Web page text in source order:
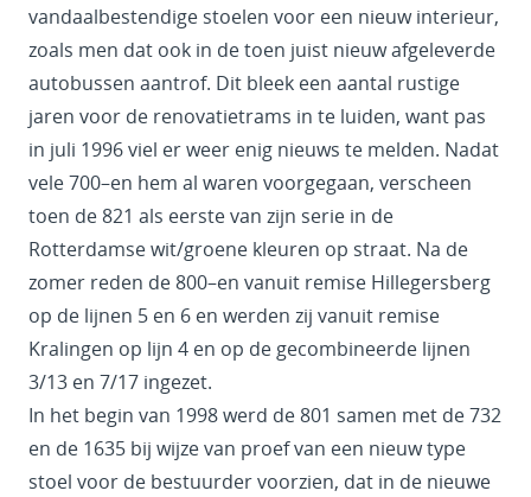
vandaalbestendige stoelen voor een nieuw interieur,
zoals men dat ook in de toen juist nieuw afgeleverde
autobussen aantrof. Dit bleek een aantal rustige
jaren voor de renovatietrams in te luiden, want pas
in juli 1996 viel er weer enig nieuws te melden. Nadat
vele 700–en hem al waren voorgegaan, verscheen
toen de 821 als eerste van zijn serie in de
Rotterdamse wit/groene kleuren op straat. Na de
zomer reden de 800–en vanuit remise Hillegersberg
op de lijnen 5 en 6 en werden zij vanuit remise
Kralingen op lijn 4 en op de gecombineerde lijnen
3/13 en 7/17 ingezet.
In het begin van 1998 werd de 801 samen met de 732
en de 1635 bij wijze van proef van een nieuw type
stoel voor de bestuurder voorzien, dat in de nieuwe